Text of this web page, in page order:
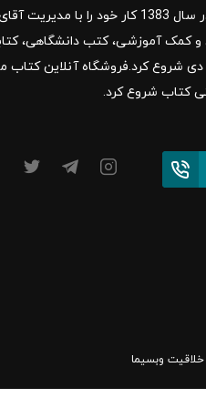
بانک کتاب مارکا در سال 1383 کار
کتاب شروع کرد.
وبسیما